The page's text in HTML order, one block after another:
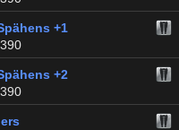
+1
390
+2
390